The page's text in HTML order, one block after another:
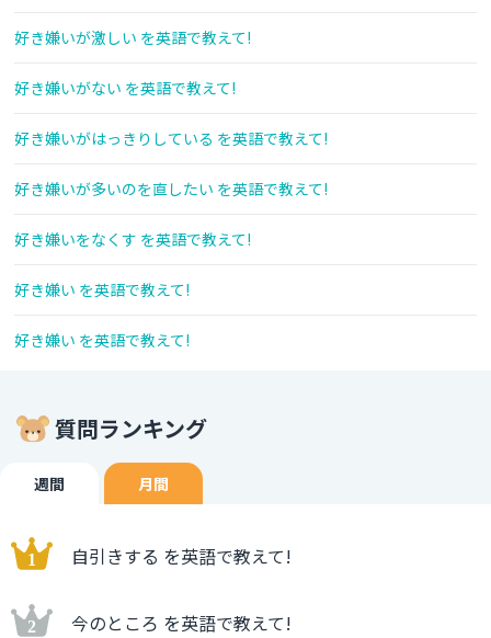
好き嫌いが激しい を英語で教えて!
好き嫌いがない を英語で教えて!
好き嫌いがはっきりしている を英語で教えて!
好き嫌いが多いのを直したい を英語で教えて!
好き嫌いをなくす を英語で教えて!
好き嫌い を英語で教えて!
好き嫌い を英語で教えて!
質問ランキング
週間 月間
自引きする を英語で教えて!
今のところ を英語で教えて!